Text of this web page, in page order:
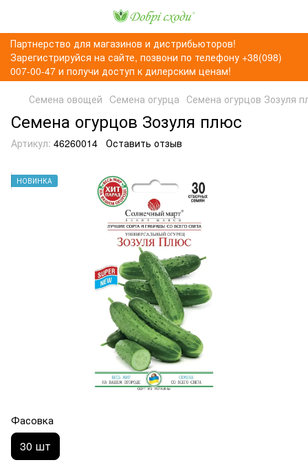
Партнерство для магазинов и дистрибьюторов!
Зарегистрируйся на сайте, позвони по телефону +38(098)
007-00-47 и получи доступ к дилерским ценам!
Семена овощей Cемена огурца Семена огурцов Зозуля
Семена огурцов Зозуля плюс
Артикул: 46260014 Оставить отзыв
НОВИНКА
Фасовка
30 шт